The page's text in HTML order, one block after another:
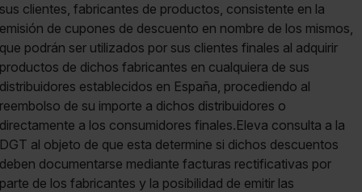
sus clientes, fabricantes de productos, consistente en la
emisión de cupones de descuento en nombre de los mismos,
que podrán ser utilizados por sus clientes finales al adquirir
productos de dichos fabricantes en cualquiera de sus
distribuidores establecidos en España, procediendo al
reembolso de su importe a dichos distribuidores o
directamente a los consumidores finales.Eleva consulta a la
DGT al objeto de que esta determine si dichos descuentos
deben documentarse mediante facturas rectificativas por
parte de los fabricantes y la posibilidad de emitir las